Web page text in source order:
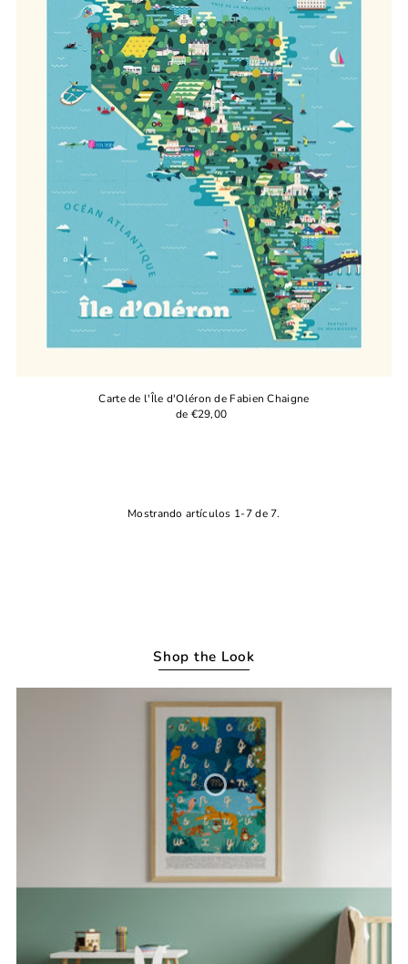
Carte de l'Île d'Oléron de Fabien Chaigne
de €29,00
Mostrando artículos 1-7 de 7.
Shop the Look